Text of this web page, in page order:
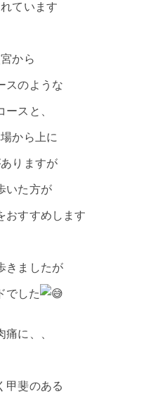
ています
から
スのような
ースと、
から上に
りますが
いた方が
おすすめします
きましたが
でした
痛に、、
甲斐のある